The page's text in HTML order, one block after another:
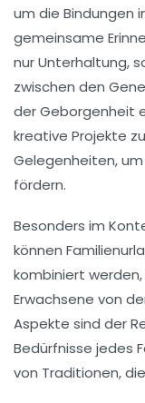
um die Bindungen
gemeinsame
nurUnterhaltung,
zwischen den
derGeborgenheit
kreative Projekte
Gelegenheiten,
fördern.
Besonders im
können
kombiniert
Erwachsene von
Aspekte sind der
Bedürfnisse jedes
von Traditionen,